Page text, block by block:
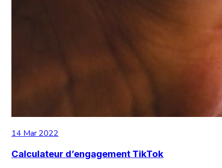
14 Mar 2022
Calculateur d’engagement TikTok